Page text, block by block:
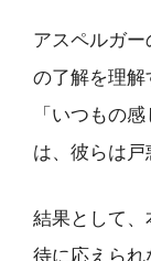
アスペルガ
の了解を理解
「いつもの
は、彼らは戸
結果として
待に応えられ